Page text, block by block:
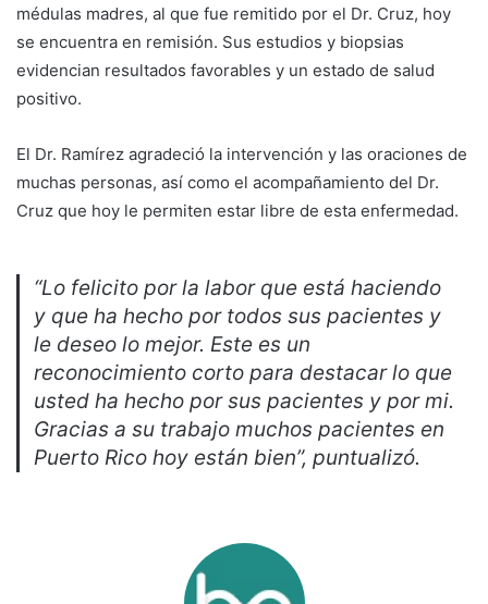
médulas madres, al que fue remitido por el Dr. Cruz, hoy
se encuentra en remisión. Sus estudios y biopsias
evidencian resultados favorables y un estado de salud
positivo.
El Dr. Ramírez agradeció la intervención y las oraciones de
muchas personas, así como el acompañamiento del Dr.
Cruz que hoy le permiten estar libre de esta enfermedad.
“Lo felicito por la labor que está haciendo
y que ha hecho por todos sus pacientes y
le deseo lo mejor. Este es un
reconocimiento corto para destacar lo que
usted ha hecho por sus pacientes y por mi.
Gracias a su trabajo muchos pacientes en
Puerto Rico hoy están bien”, puntualizó.